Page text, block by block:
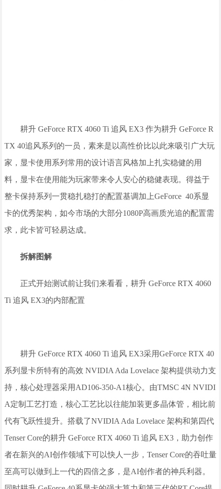
耕升 GeForce RTX 4060 Ti 追风 EX3 作为耕升 GeForce R
TX 40追风系列的一员，素来是以高性价比以此来吸引广大玩
家，显卡使用系列常用的设计语言风格加上扎实稳健的用
料，显卡在使用能为玩家带来令人安心的稳健表现。得益于
整卡保持系列一贯稳扎稳打的配置基调加上GeForce 40系显
卡的优秀架构，如今市场的大部分1080P高画质光追的配置需
求，此卡皆可轻易达成。
拆解图解
正式开始测试前让我们来看看，耕升 GeForce RTX 4060
Ti 追风 EX3的内部配置
耕升 GeForce RTX 4060 Ti 追风 EX3采用GeForce RTX 40
系列显卡所特有的高效 NVIDIA Ada Lovelace 架构提供动力支
持，核心处理器采用AD106-350-A1核心。由TMSC 4N NVIDI
A定制工艺打造，核心工艺比以往能加装更多晶体管，相比前
代有飞跃性提升。搭载了NVIDIA Ada Lovelace 架构和第四代
Tenser Core的耕升 GeForce RTX 4060 Ti 追风 EX3，助力创作
者在新兴的AI创作领域下可以快人一步，Tenser Core的吞吐量
至高可以做到上一代的四倍之多，是AI创作者的神兵利器。